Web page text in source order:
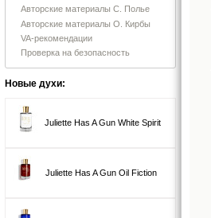
Авторские материалы С. Полье
Авторские материалы О. Кирбы
VA-рекомендации
Проверка на безопасность
Новые духи:
Juliette Has A Gun White Spirit
Juliette Has A Gun Oil Fiction